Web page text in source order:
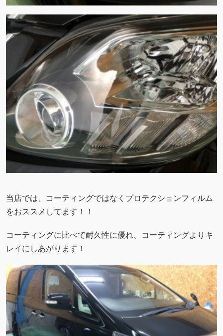
当店では、コーティングではなくプロテクションフィルム
をおススメしてます！！
コーティングに比べて耐久性に優れ、コーティングよりキ
レイにしあがります！